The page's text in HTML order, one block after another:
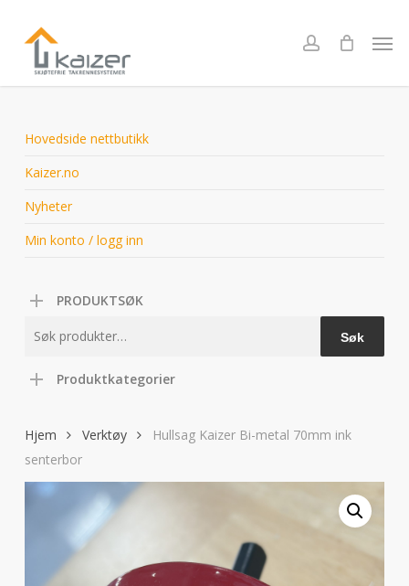
main
content
account
Hovedside nettbutikk
Kaizer.no
Nyheter
Min konto / logg inn
PRODUKTSØK
etter:
Søk
Produktkategorier
Hjem Verktøy
Hullsag Kaizer Bi-metal 70mm ink
senterbor